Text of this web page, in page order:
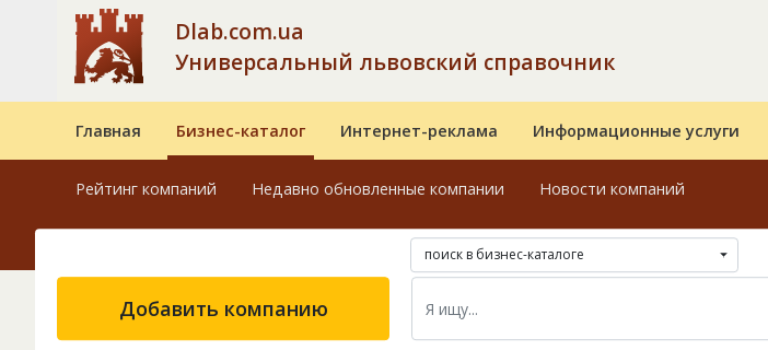
Dlab.com.ua
Универсальный львовский справочник
Главная Бизнес-каталог Интернет-реклама Информационные услуги
Рейтинг компаний Недавно обновленные компании Новости компаний
поиск в бизнес-каталоге
Добавить компанию